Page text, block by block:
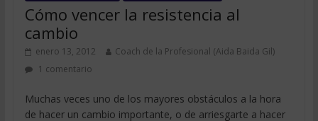
Cómo vencer la resistencia al
cambio
enero 13, 2012
Coach de la Profesional (Aida Baida Gil)
1 comentario
Muchas veces uno de los mayores obstáculos a la hora
de hacer un cambio importante, o de arriesgarte a hacer